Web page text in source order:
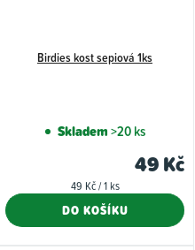
Birdies kost sepiová 1ks
Skladem>20 ks
49 Kč
Měrná
49 Kč / 1 ks
DO KOŠÍKU